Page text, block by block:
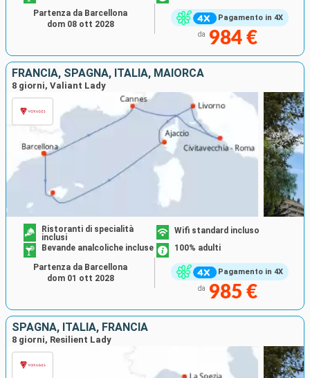
Pagamento in 4X
da 984 €
Partenza da Barcellona
dom 08 ott 2028
FRANCIA, SPAGNA, ITALIA, MAIORCA
8 giorni, Valiant Lady
Pagamento in 4X
Ristoranti di specialità
inclusi
Wifi standard incluso
Bevande analcoliche incluse
100% adulti
da 985 €
Partenza da Barcellona
dom 01 ott 2028
SPAGNA, ITALIA, FRANCIA
8 giorni, Resilient Lady